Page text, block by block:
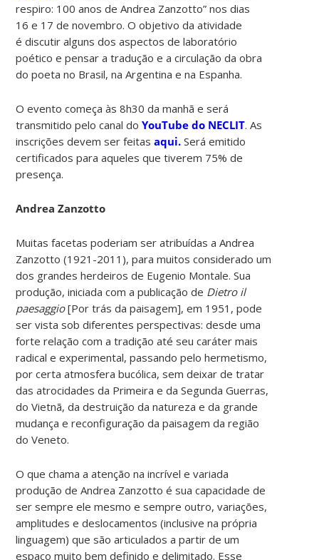
respiro: 100 anos de Andrea Zanzotto” nos dias
16 e 17 de novembro. O objetivo da atividade
é discutir alguns dos aspectos de laboratório
poético e pensar a tradução e a circulação da obra
do poeta no Brasil, na Argentina e na Espanha.
O evento começa às 8h30 da manhã e será
transmitido pelo canal doYouTube do NECLIT. As
inscrições devem ser feitasaqui. Será emitido
certificados para aqueles que tiverem 75% de
presença.
Andrea Zanzotto
Muitas facetas poderiam ser atribuídas a Andrea
Zanzotto (1921-2011), para muitos considerado um
dos grandes herdeiros de Eugenio Montale. Sua
produção, iniciada com a publicação de Dietro il
paesaggio[Por trás da paisagem], em 1951, pode
ser vista sob diferentes perspectivas: desde uma
forte relação com a tradição até seu caráter mais
radical e experimental, passando pelo hermetismo,
por certa atmosfera bucólica, sem deixar de tratar
das atrocidades da Primeira e da Segunda Guerras,
do Vietnã, da destruição da natureza e da grande
mudança e reconfiguração da paisagem da região
do Veneto.
O que chama a atenção na incrível e variada
produção de Andrea Zanzotto é sua capacidade de
ser sempre ele mesmo e sempre outro, variações,
amplitudes e deslocamentos (inclusive na própria
linguagem) que são articulados a partir de um
espaço muito bem definido e delimitado. Esse